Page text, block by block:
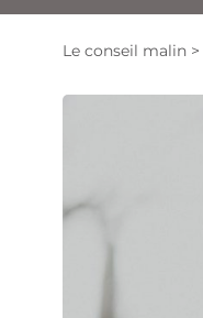
Le conseil malin >